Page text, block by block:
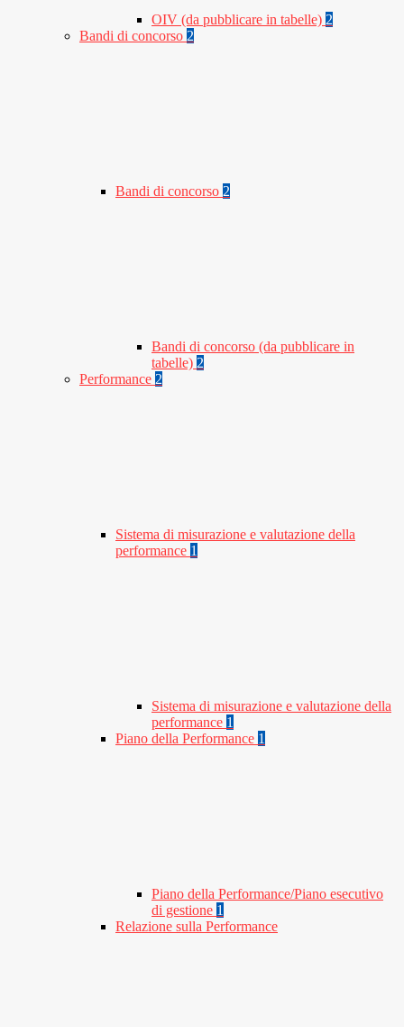
OIV (da pubblicare in tabelle) 2
Bandi di concorso 2
Bandi di concorso 2
Bandi di concorso (da pubblicare in
tabelle) 2
Performance 2
Sistema di misurazione e valutazione della
performance 1
Sistema di misurazione e valutazione della
performance 1
Piano della Performance 1
Piano della Performance/Piano esecutivo
di gestione 1
Relazione sulla Performance